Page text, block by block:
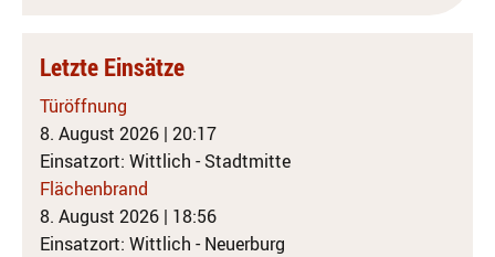
Letzte Einsätze
Türöffnung
8. August 2026 | 20:17
Einsatzort: Wittlich - Stadtmitte
Flächenbrand
8. August 2026 | 18:56
Einsatzort: Wittlich - Neuerburg